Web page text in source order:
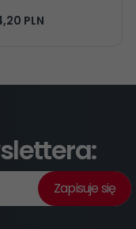
20 PLN
Zapisuje się